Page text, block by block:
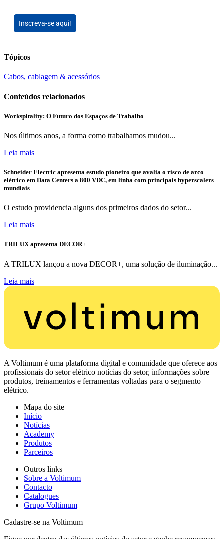
Inscreva-se aqui!
Tópicos
Cabos, cablagem & acessórios
Conteúdos relacionados
Workspitality: O Futuro dos Espaços de Trabalho
Nos últimos anos, a forma como trabalhamos mudou...
Leia mais
Schneider Electric apresenta estudo pioneiro que avalia o risco de arco
elétrico em Data Centers a 800 VDC, em linha com principais hyperscalers
mundiais
O estudo providencia alguns dos primeiros dados do setor...
Leia mais
TRILUX apresenta DECOR+
A TRILUX lançou a nova DECOR+, uma solução de iluminação...
Leia mais
A Voltimum é uma plataforma digital e comunidade que oferece aos
profissionais do setor elétrico notícias do setor, informações sobre
produtos, treinamentos e ferramentas voltadas para o segmento
elétrico.
Mapa do site
Início
Notícias
Academy
Produtos
Parceiros
Outros links
Sobre a Voltimum
Contacto
Catalogues
Grupo Voltimum
Cadastre-se na Voltimum